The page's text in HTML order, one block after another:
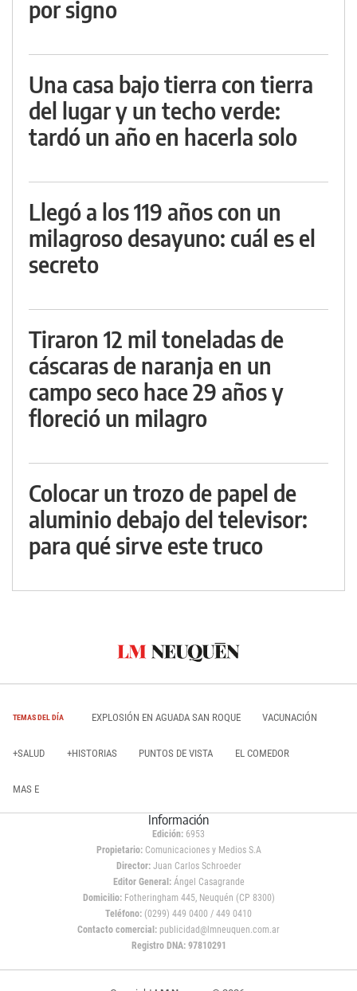
por signo
Una casa bajo tierra con tierra
del lugar y un techo verde:
tardó un año en hacerla solo
Llegó a los 119 años con un
milagroso desayuno: cuál es el
secreto
Tiraron 12 mil toneladas de
cáscaras de naranja en un
campo seco hace 29 años y
floreció un milagro
Colocar un trozo de papel de
aluminio debajo del televisor:
para qué sirve este truco
TEMAS DEL DÍA EXPLOSIÓN EN AGUADA SAN ROQUE VACUNACIÓN
+SALUD +HISTORIAS PUNTOS DE VISTA EL COMEDOR
MAS E
Información
Edición: 6953
Propietario:Comunicaciones y Medios S.A
Director: Juan Carlos Schroeder
Editor General:Ángel Casagrande
Domicilio:Fotheringham 445, Neuquén (CP 8300)
Teléfono: (0299) 449 0400 / 449 0410
Contacto comercial: publicidad@lmneuquen.com.ar
Registro DNA: 97810291